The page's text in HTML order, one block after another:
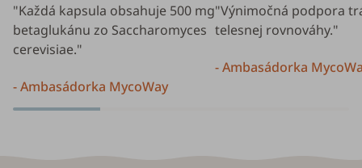
"Každá kapsula obsahuje 500 mg
betaglukánu zo Saccharomyces
cerevisiae."
- Ambasádorka MycoWay
"Výnimočná podpora
telesnej rovnováhy."
- Ambasádorka